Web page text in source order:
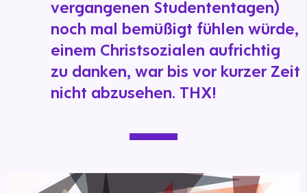
vergangenen Studententagen)
noch mal bemüßigt fühlen würde,
einem Christsozialen aufrichtig
zu danken, war bis vor kurzer Zeit
nicht abzusehen. THX!